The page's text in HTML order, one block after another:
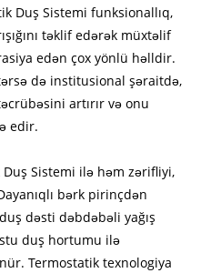
Duş Sistemi funksionallıq,
təklif edərək müxtəlif
edən çox yönlü həlldir.
də institusional şəraitdə,
artırır və onu
edir.
Duş Sistemi ilə həm zərifliyi,
bərk pirinçdən
dəsti dəbdəbəli yağış
duş hortumu ilə
Termostatik texnologiya